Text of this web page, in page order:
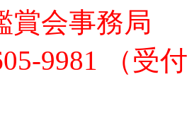
賞会事務局
9981 （